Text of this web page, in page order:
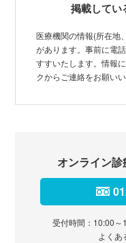
掲載してい
医療機関の情報(所在地
があります。事前に電
すすいたします。情報
クからご連絡をお願いい
オンライン
受付時間：10:00～
よくあ